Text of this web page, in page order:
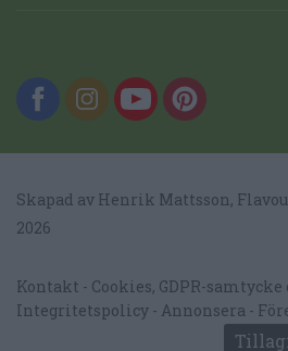
Skapad av Henrik Mattsson,
2026
Kontakt
Cookies, GDPR-
Integritetspolicy
Annonsera